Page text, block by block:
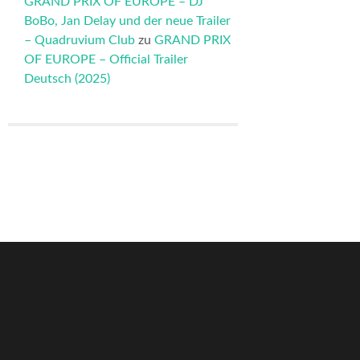
BoBo, Jan Delay und der neue Trailer
– Quadruvium Club zu GRAND PRIX
OF EUROPE – Official Trailer
Deutsch (2025)